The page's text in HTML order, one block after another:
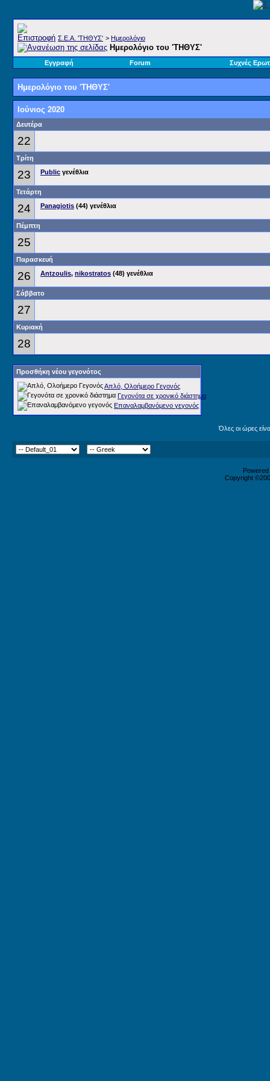
Σ.E.A. 'ΤΗΘΥΣ' > Ημερολόγιο
Ημερολόγιο του 'ΤΗΘΥΣ'
Εγγραφή Forum Συχνές
Ημερολόγιο του 'ΤΗΘΥΣ'
Ιούνιος 2020
Δευτέρα
22
Τρίτη
23 Public γενέθλια
Τετάρτη
24 Panagiotis (44) γενέθλια
Πέμπτη
25
Παρασκευή
26 Antzoulis, nikostratos (48) γενέθλια
Σάββατο
27
Κυριακή
28
Προσθήκη νέου γεγονότος
Απλό, Ολοήμερο Γεγονός
Γεγονότα σε χρονικό διάστημα
Επαναλαμβανόμενο γεγονός
Όλες οι ώρες
Copyright